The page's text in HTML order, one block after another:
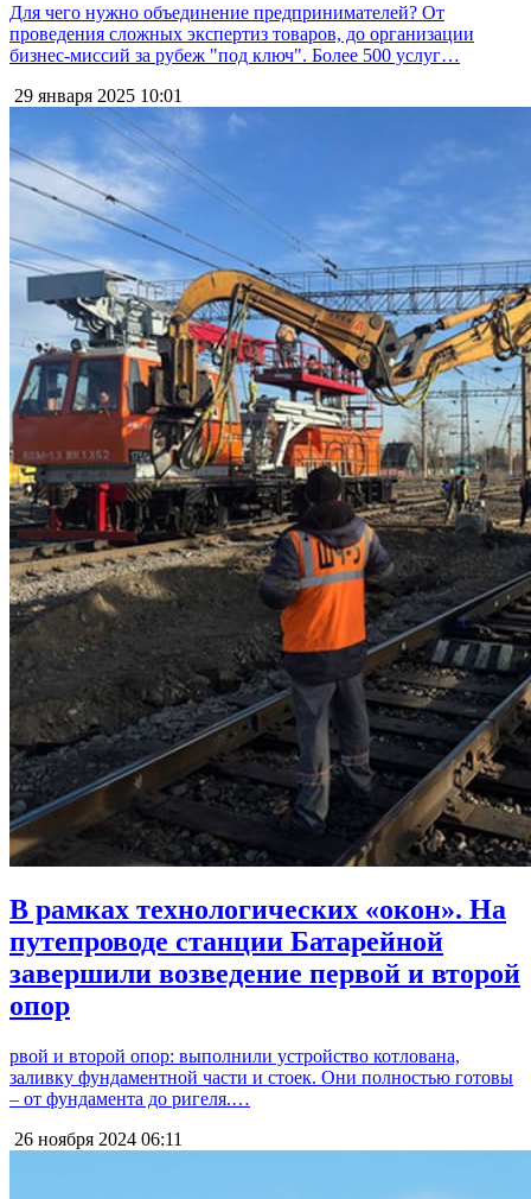
Для чего нужно объединение предпринимателей? От
проведения сложных экспертиз товаров, до организации
бизнес-миссий за рубеж "под ключ". Более 500 услуг…
29 января 2025 10:01
В рамках технологических «окон». На
путепроводе станции Батарейной
завершили возведение первой и второй
опор
рвой и второй опор: выполнили устройство котлована,
заливку фундаментной части и стоек. Они полностью готовы
– от фундамента до ригеля.…
26 ноября 2024 06:11